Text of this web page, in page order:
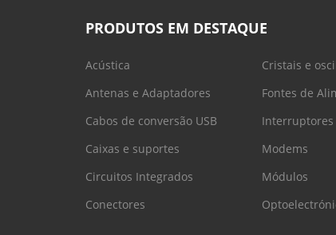
PRODUTOS EM DESTAQUE
Acústica
Antenas e Adaptadores
Cabos de conversão USB
Caixas e suportes
Circuitos Integrados
Conectores
Cristais e
Fontes de
Interruptores
Modems
Módulos